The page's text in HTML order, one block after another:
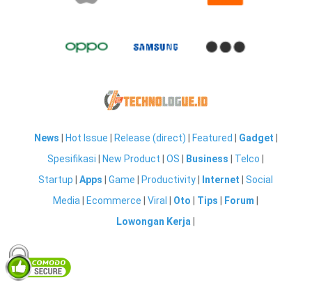
News Hot Issue Release (direct) Featured Gadget
Spesifikasi
New Product |OS Business Telco
Startup |Apps |Game Productivity Internet |Social
Media
Ecommerce |Viral Oto Tips Forum
Lowongan Kerja